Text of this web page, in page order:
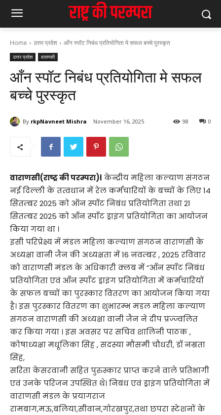
Home उत्तर प्रदेश आँन स्पॉट निबंध प्रतियोगिता मे सफल बच्चे पुरस्कृत
उत्तर प्रदेश वाराणसी
आँन स्पॉट निबंध प्रतियोगिता मे सफल
बच्चे पुरस्कृत
By rkpNavneet Mishra November 16, 2025 0
98
वाराणसी(राष्ट्र की परम्परा)l केन्द्रीय महिला कल्याण संगठन
नई दिल्ली के तत्वधान में रेल कर्मचारियों के बच्चों के लिए 14
सितम्बर 2025 को ऑन स्पॉट निबंध प्रतियोगिता तथा 21
सितम्बर 2025 को आँन स्पाँट ड्राइंग प्रतियोगिता का आयोजन
किया गया था ।
इसी परिप्रेक्ष्य में मंडल महिला कल्याण संगठन वाराणसी के
अध्यक्षा वानी जैन की अध्यक्षता में 16 नवम्बर , 2025 रविवार
को वाराणसी मंडल के अधिकारी क्लब में “आँन स्पाँट निबंध
प्रतियोगिता एवं आँन स्पाँट ड्राइंग प्रतियोगिता में कर्मचारियों
के सफल बच्चों का पुरस्कार वितरण का आयोजन किया गया
है। इस पुरस्कार वितरण का शुभारम्भ मंडल महिला कल्याण
संगठन वाराणसी की अध्यक्षा वानी जैन ने दीप प्रज्ज्वलित
कर किया गया । इस अवसर पर सचिव शालिनी पाठक ,
कोषाध्यक्षा मधूलिका सिंह , सदस्या मौसमी चौधरी, डॉ नम्रता
सिंह,
सरिता केसरवानी सहित पुरुस्कार प्राप्त करने वाले प्रतिभागी
एवं उनके परिजन उपस्थित थे। निबंध एवं ड्राइंग प्रतियोगिता में
वाराणसी मंडल के प्रयागराज
रामबाग,मऊ,बलिया,सीवान,गोरखपुर,तथा छपरा स्टेशनों के